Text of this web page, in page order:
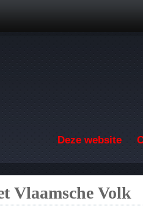
Deze website
Vlaamsche Volk